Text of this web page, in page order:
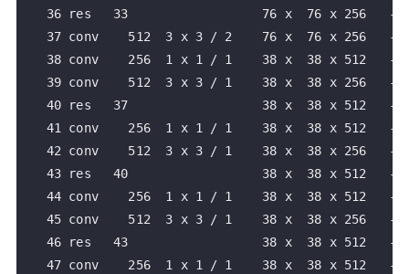
36 res   33                  76 x  76 x 256   ->
37 conv    512  3 x 3 / 2    76 x  76 x 256   -
38 conv    256  1 x 1 / 1    38 x  38 x 512   -
39 conv    512  3 x 3 / 1    38 x  38 x 256   -
40 res   37                  38 x  38 x 512   ->
41 conv    256  1 x 1 / 1    38 x  38 x 512   -
42 conv    512  3 x 3 / 1    38 x  38 x 256   -
43 res   40                  38 x  38 x 512   ->
44 conv    256  1 x 1 / 1    38 x  38 x 512   -
45 conv    512  3 x 3 / 1    38 x  38 x 256   -
46 res   43                  38 x  38 x 512   ->
47 conv    256  1 x 1 / 1    38 x  38 x 512   -